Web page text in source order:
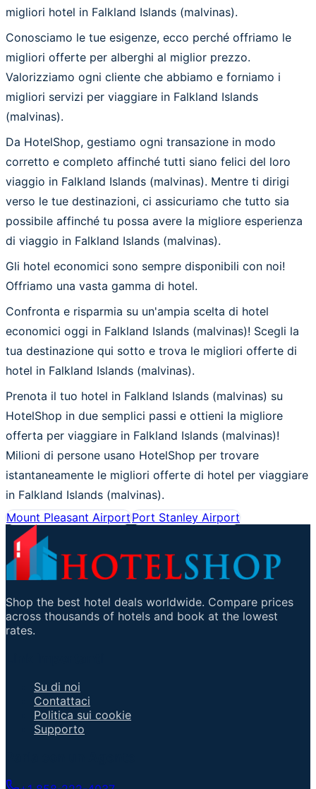
migliori hotel in Falkland Islands (malvinas).
Conosciamo le tue esigenze, ecco perché offriamo le
migliori offerte per alberghi al miglior prezzo.
Valorizziamo ogni cliente che abbiamo e forniamo i
migliori servizi per viaggiare in Falkland Islands
(malvinas).
Da HotelShop, gestiamo ogni transazione in modo
corretto e completo affinché tutti siano felici del loro
viaggio in Falkland Islands (malvinas). Mentre ti dirigi
verso le tue destinazioni, ci assicuriamo che tutto sia
possibile affinché tu possa avere la migliore esperienza
di viaggio in Falkland Islands (malvinas).
Gli hotel economici sono sempre disponibili con noi!
Offriamo una vasta gamma di hotel.
Confronta e risparmia su un'ampia scelta di hotel
economici oggi in Falkland Islands (malvinas)! Scegli la
tua destinazione qui sotto e trova le migliori offerte di
hotel in Falkland Islands (malvinas).
Prenota il tuo hotel in Falkland Islands (malvinas) su
HotelShop in due semplici passi e ottieni la migliore
offerta per viaggiare in Falkland Islands (malvinas)!
Milioni di persone usano HotelShop per trovare
istantaneamente le migliori offerte di hotel per viaggiare
in Falkland Islands (malvinas).
Mount Pleasant AirportPort Stanley Airport
Shop the best hotel deals worldwide. Compare prices
across thousands of hotels and book at the lowest
rates.
Su di noi
Contattaci
Politica sui cookie
Supporto